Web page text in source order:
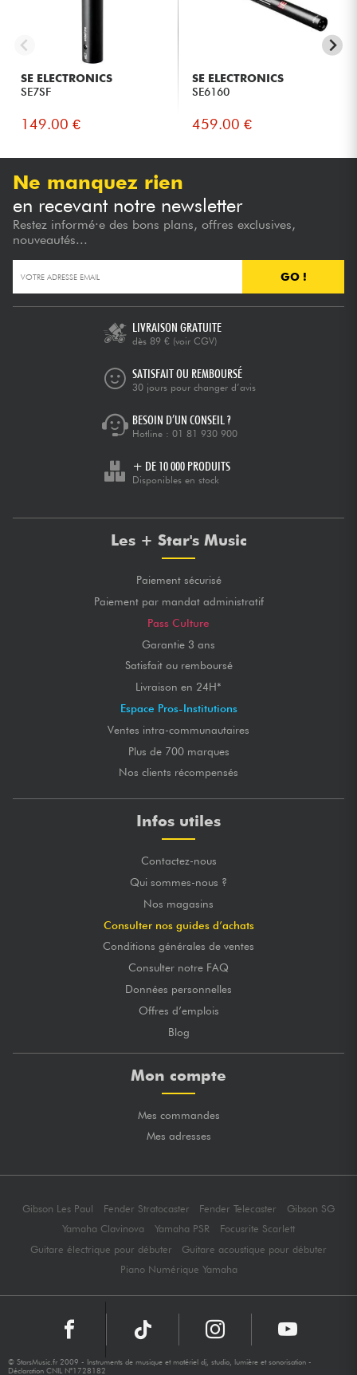
SE ELECTRONICS
SE7SF
149.00 €
SE ELECTRONICS
SE6160
459.00 €
Ne manquez rien
en recevant notre newsletter
Restez informé·e des bons plans, offres exclusives,
nouveautés...
GO !
LIVRAISON GRATUITE
dès 89 € (voir CGV)
SATISFAIT OU REMBOURSÉ
30 jours pour changer d’avis
BESOIN D’UN CONSEIL ?
Hotline : 01 81 930 900
+ DE 10 000 PRODUITS
Disponibles en stock
Les + Star's Music
Paiement sécurisé
Paiement par mandat administratif
Pass Culture
Garantie 3 ans
Satisfait ou remboursé
Livraison en 24H*
Espace Pros-Institutions
Ventes intra-communautaires
Plus de 700 marques
Nos clients récompensés
Infos utiles
Contactez-nous
Qui sommes-nous ?
Nos magasins
Consulter nos guides d’achats
Conditions générales de ventes
Consulter notre FAQ
Données personnelles
Offres d’emplois
Blog
Mon compte
Mes commandes
Mes adresses
Gibson Les Paul Fender Stratocaster Fender Telecaster
Gibson SG
Yamaha Clavinova
Yamaha PSR
Focusrite Scarlett
Guitare électrique pour débuter
Guitare acoustique pour débuter
Piano Numérique Yamaha
© StarsMusic.fr 2009 - Instruments de musique et matériel dj, studio, lumière et sonorisation -
Déclaration CNIL N°1728182